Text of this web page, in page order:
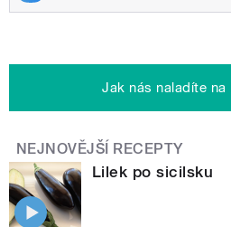
Jak nás naladíte na
NEJNOVĚJŠÍ RECEPTY
Lilek po sicilsku